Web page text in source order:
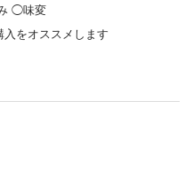
◯味変
をオススメします